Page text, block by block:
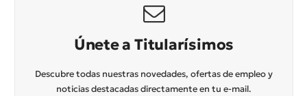
Únete a Titularísimos
Descubre todas nuestras novedades, ofertas de empleo y
noticias destacadas directamente en tu e-mail.